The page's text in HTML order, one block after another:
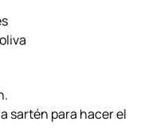
en cuadritos